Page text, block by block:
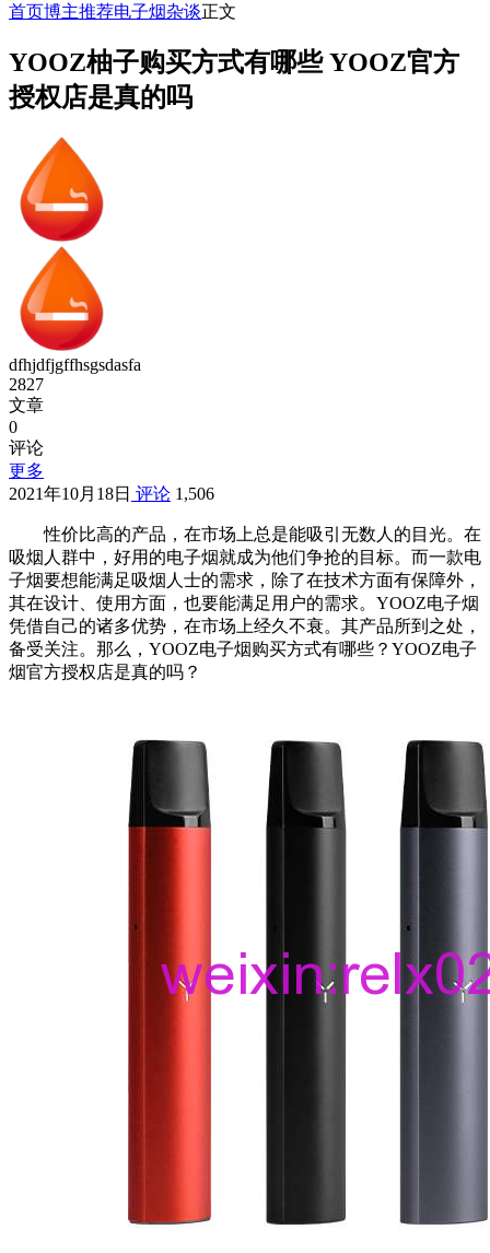
首页博主推荐电子烟杂谈正文
YOOZ柚子购买方式有哪些 YOOZ官方
授权店是真的吗
dfhjdfjgffhsgsdasfa
2827
文章
0
评论
更多
2021年10月18日 评论 1,506
性价比高的产品，在市场上总是能吸引无数人的目光。在
吸烟人群中，好用的电子烟就成为他们争抢的目标。而一款电
子烟要想能满足吸烟人士的需求，除了在技术方面有保障外，
其在设计、使用方面，也要能满足用户的需求。YOOZ电子烟
凭借自己的诸多优势，在市场上经久不衰。其产品所到之处，
备受关注。那么，YOOZ电子烟购买方式有哪些？YOOZ电子
烟官方授权店是真的吗？